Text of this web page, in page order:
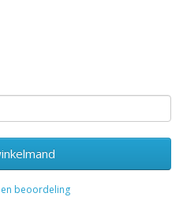
beoordeling